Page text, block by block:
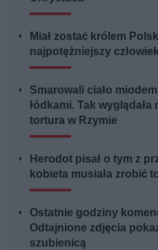
Miał zostać królem
najpotężniejszy
Smarowali ciało
łódkami. Tak
tortura w Rzymie
Herodot pisał o tym z
kobieta musiała zrobić
Ostatnie godziny
Odtajnione zdjęcia
szubienicą